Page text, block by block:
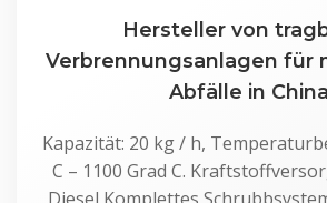
Hersteller von
Verbrennungsanlagen für
Abfälle in China
Kapazität: 20 kg / h,
C – 1100 Grad C.